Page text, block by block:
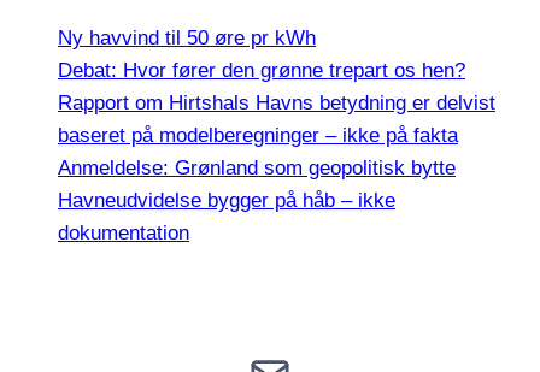
Ny havvind til 50 øre pr kWh
Debat: Hvor fører den grønne trepart os hen?
Rapport om Hirtshals Havns betydning er delvist
baseret på modelberegninger – ikke på fakta
Anmeldelse: Grønland som geopolitisk bytte
Havneudvidelse bygger på håb – ikke
dokumentation